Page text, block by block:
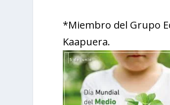
*Miembro del Grupo
Kaapuera.